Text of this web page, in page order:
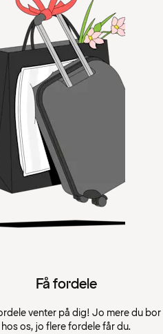
Få fordele
venter på dig! Jo mere du bor
hos os, jo flere fordele får du.